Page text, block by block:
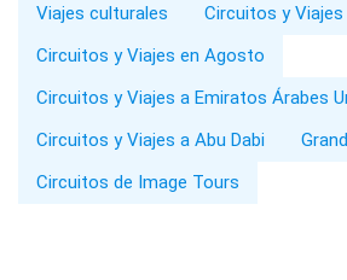
Viajes culturales
Circuitos y Viajes
Circuitos y Viajes en Agosto
Circuitos y Viajes a Emiratos Árabes
Circuitos y Viajes a Abu Dabi
Circuitos de Image Tours